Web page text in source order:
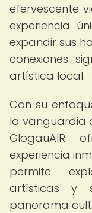
efervescente
experiencia
expandir sus
conexiones
artística local.
Con su
la vanguardia
GlogauAIR
experiencia
permite
artísticas y
panorama